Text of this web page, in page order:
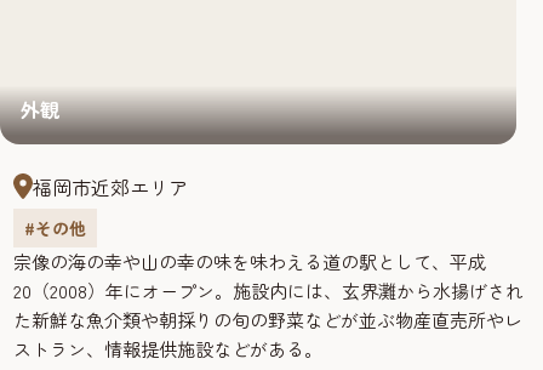
外観
福岡市近郊エリア
#その他
宗像の海の幸や山の幸の味を味わえる道の駅として、平成
20（2008）年にオープン。施設内には、玄界灘から水揚げされ
た新鮮な魚介類や朝採りの旬の野菜などが並ぶ物産直売所やレ
ストラン、情報提供施設などがある。